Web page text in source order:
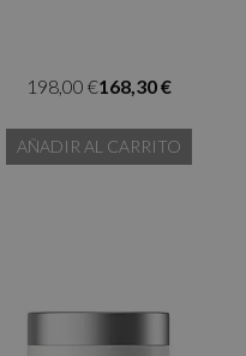
168,30 €
198,00 €
AÑADIR AL CARRITO